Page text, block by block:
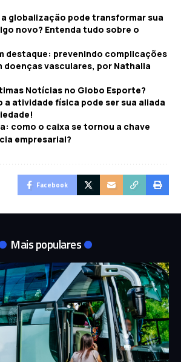
a globalização pode transformar sua
novo? Entenda tudo sobre o
destaque: prevenindo complicações
doenças vasculares, por Nathalia
Notícias no Globo Esporte?
a atividade física pode ser sua aliada
como o caixa se tornou a chave
empresarial?
Facebook
Mais populares